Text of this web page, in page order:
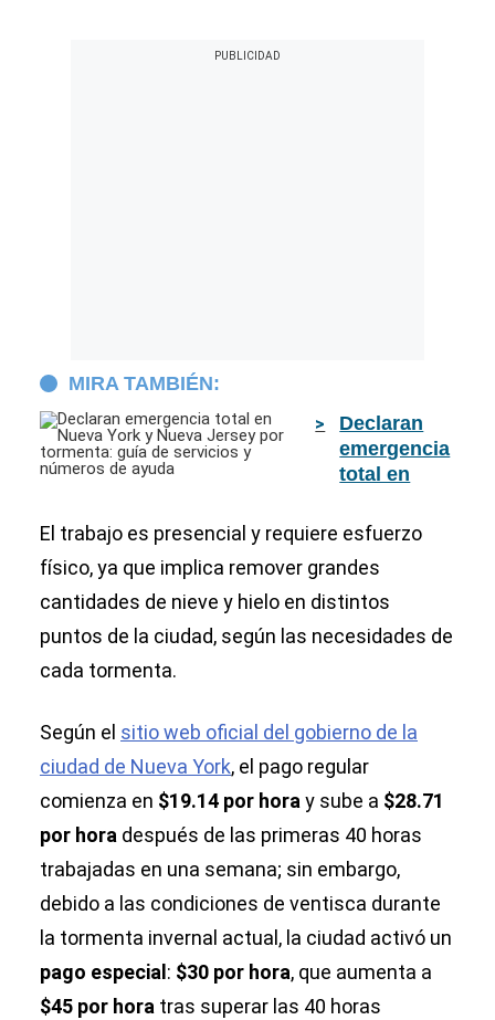
MIRA TAMBIÉN:
Declaran
emergencia
total en
y Nueva
tormenta:
guía de
servicios y
El trabajo es presencial y requiere esfuerzo
físico, ya que implica remover grandes
cantidades de nieve y hielo en distintos
puntos de la ciudad, según las necesidades de
cada tormenta.
Según el sitio web oficial del gobierno de la
ciudad de Nueva York, el pago regular
comienza en $19.14 por hora y sube a $28.71
por hora después de las primeras 40 horas
trabajadas en una semana; sin embargo,
debido a las condiciones de ventisca durante
la tormenta invernal actual, la ciudad activó un
pago especial : $30 por hora, que aumenta a
$45 por hora tras superar las 40 horas